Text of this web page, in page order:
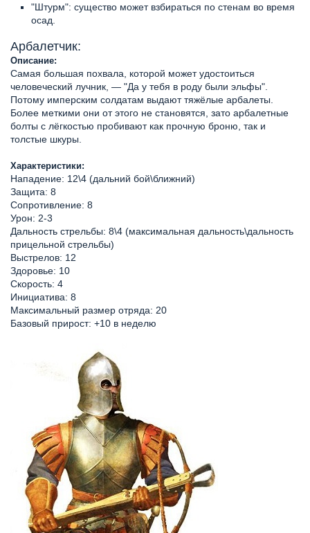
"Штурм": существо может взбираться по стенам во время
осад.
Арбалетчик:
Описание:
Самая большая похвала, которой может удостоиться
человеческий лучник, — "Да у тебя в роду были эльфы".
Потому имперским солдатам выдают тяжёлые арбалеты.
Более меткими они от этого не становятся, зато арбалетные
болты с лёгкостью пробивают как прочную броню, так и
толстые шкуры.
Характеристики:
Нападение: 12\4 (дальний бой\ближний)
Защита: 8
Сопротивление: 8
Урон: 2-3
Дальность стрельбы: 8\4 (максимальная дальность\дальность
прицельной стрельбы)
Выстрелов: 12
Здоровье: 10
Скорость: 4
Инициатива: 8
Максимальный размер отряда: 20
Базовый прирост: +10 в неделю